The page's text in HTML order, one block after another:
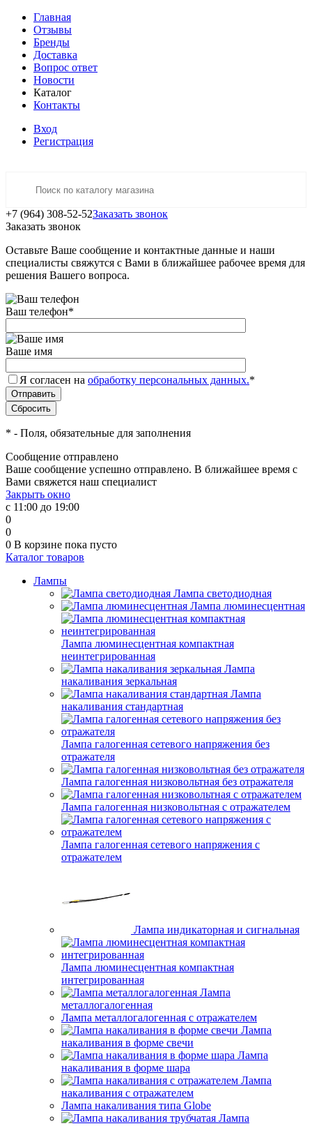
Главная
Отзывы
Бренды
Доставка
Вопрос ответ
Новости
Каталог
Контакты
Вход
Регистрация
+7 (964) 308-52-52Заказать звонок
Заказать звонок
Оставьте Ваше сообщение и контактные данные и наши
специалисты свяжутся с Вами в ближайшее рабочее время для
решения Вашего вопроса.
Ваш телефон*
Ваше имя
Я согласен на обработку персональных данных.*
* - Поля, обязательные для заполнения
Сообщение отправлено
Ваше сообщение успешно отправлено. В ближайшее время с
Вами свяжется наш специалист
Закрыть окно
с 11:00 до 19:00
0
0
0 В корзине пока пусто
Каталог товаров
Лампы
Лампа светодиодная
Лампа люминесцентная
Лампа люминесцентная компактная
неинтегрированная
Лампа
накаливания зеркальная
Лампа
накаливания стандартная
Лампа галогенная сетевого напряжения без
отражателя
Лампа галогенная низковольтная без отражателя
Лампа галогенная низковольтная с отражателем
Лампа галогенная сетевого напряжения с
отражателем
Лампа индикаторная и сигнальная
Лампа люминесцентная компактная
интегрированная
Лампа
металлогалогенная
Лампа металлогалогенная с отражателем
Лампа
накаливания в форме свечи
Лампа
накаливания в форме шара
Лампа
накаливания с отражателем
Лампа накаливания типа Globe
Лампа